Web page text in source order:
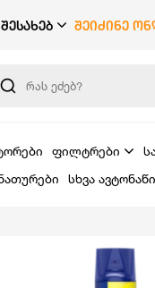
ᲨᲔᲘᲫᲘᲜᲔ
ფილტრები
სხვა